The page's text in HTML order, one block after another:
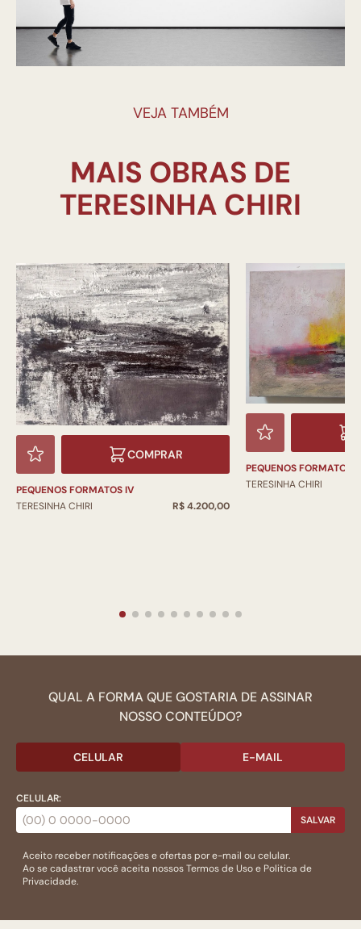
VEJA TAMBÉM
MAIS OBRAS DE
COMPRAR
PEQUENOS FORMATOS IV
TERESINHA CHIRI
R$ 4.200,00
PEQUENOS FORMATOS II
TERESINHA CHIRI
QUAL A FORMA QUE GOSTARIA DE ASSINAR
NOSSO CONTEÚDO?
CELULAR E-MAIL
CELULAR:
SALVAR
Aceito receber notificações e ofertas por e-mail ou celular.
Ao se cadastrar você aceita nossosTermos de Usoe Politica de
Privacidade.